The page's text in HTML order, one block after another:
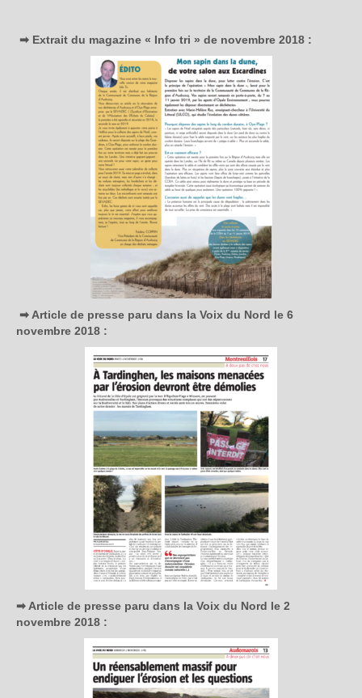
➡ Extrait du magazine « Info tri » de novembre 2018 :
➡ Article de presse paru dans la Voix du Nord le 6
novembre 2018 :
➡ Article de presse paru dans la Voix du Nord le 2
novembre 2018 :